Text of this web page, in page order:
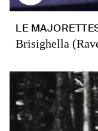
LE
Brisighella